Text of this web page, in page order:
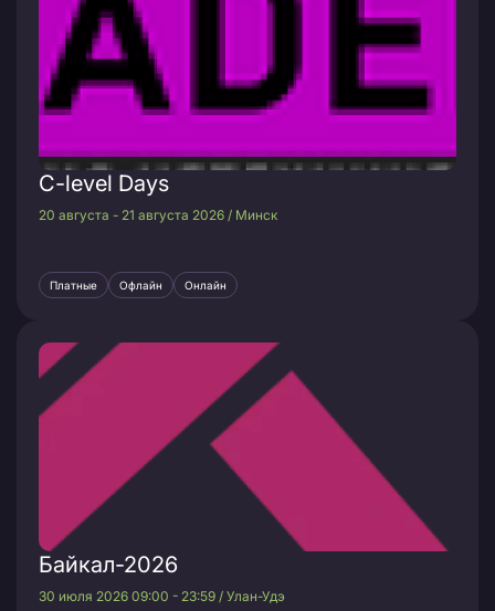
C-level Days
20 августа - 21 августа 2026 / Минск
Платные Офлайн Онлайн
Байкал-2026
30 июля 2026 09:00 - 23:59 / Улан-Удэ